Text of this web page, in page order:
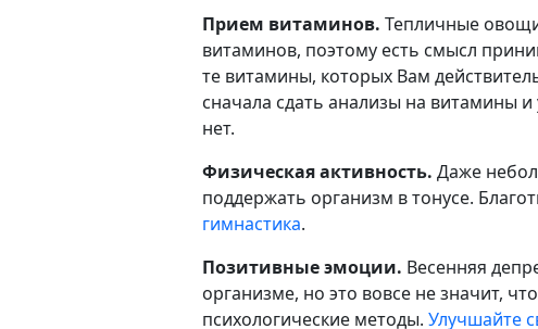
Прием витаминов. Тепличные
витаминов, поэтому есть смысл
те витамины, которых Вам
сначала сдать анализы на витамины
нет.
Физическая активность. Даже
поддержать организм в тонусе.
гимнастика.
Позитивные эмоции. Весенняя
организме, но это вовсе не значит,
психологические методы. Улучшайте